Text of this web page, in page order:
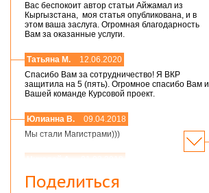
Вас беспокоит автор статьи Айжамал из
Кыргызстана, моя статья опубликована, и в
этом ваша заслуга. Огромная благодарность
Вам за оказанные услуги.
Татьяна М.
12.06.2020
Спасибо Вам за сотрудничество! Я ВКР
защитила на 5 (пять). Огромное спасибо Вам и
Вашей команде Курсовой проект.
Юлианна В.
09.04.2018
Мы стали Магистрами)))
Мария,добрый день! Спасибо большое.
Защитился на 4!всего доброго
Поделиться